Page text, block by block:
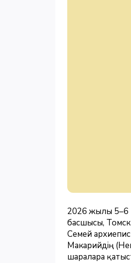
2026 жылғы
басшысы,
Семей
Макарийдің
шараларға